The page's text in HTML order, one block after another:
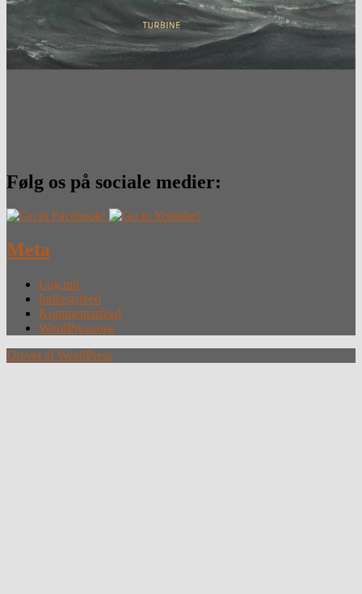
Følg os på sociale medier:
Meta
Log ind
Indlægsfeed
Kommentarfeed
WordPress.org
Drevet af WordPress